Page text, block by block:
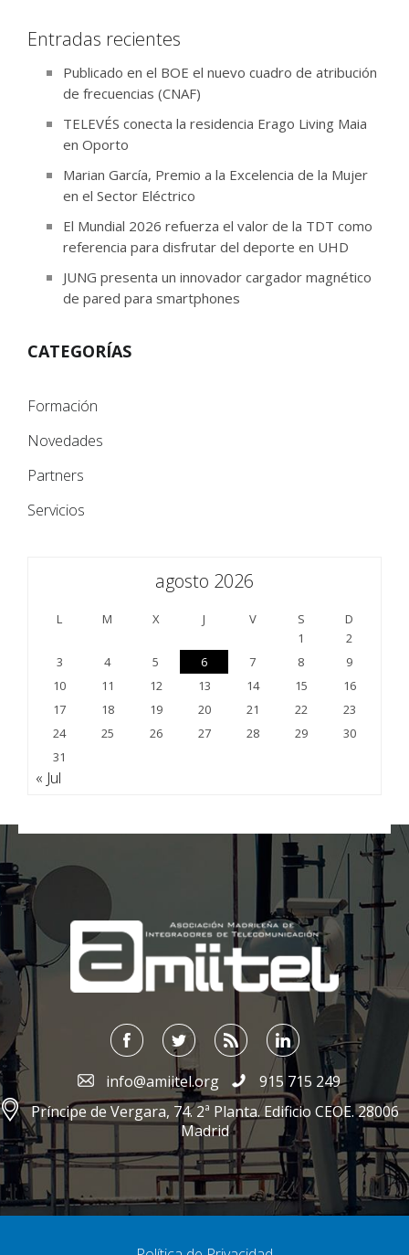
Entradas recientes
Publicado en el BOE el nuevo cuadro de atribución
de frecuencias (CNAF)
TELEVÉS conecta la residencia Erago Living Maia
en Oporto
Marian García, Premio a la Excelencia de la Mujer
en el Sector Eléctrico
El Mundial 2026 refuerza el valor de la TDT como
referencia para disfrutar del deporte en UHD
JUNG presenta un innovador cargador magnético
de pared para smartphones
CATEGORÍAS
Formación
Novedades
Partners
Servicios
agosto 2026
L M X J V S
D
1
2
3
4 5 6 7 8
9
10
11 12 13 14 15
16
17
18 19 20 21 22
23
24
25 26 27 28 29
30
31
« Jul
;
info@amiitel.org
915 715 249
Príncipe de Vergara, 74. 2ª Planta. Edificio CEOE. 28006
Madrid